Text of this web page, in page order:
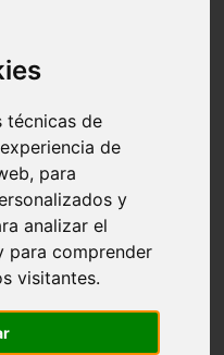
técnicas de
de
para
y
analizar el
para comprender
visitantes.